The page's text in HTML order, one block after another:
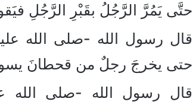
حتَّى يَمُرَّ الرَّجُلُ بقَبْرِ الرَّجُلِ
قال رسول الله -صلى الله
حتى يخرجَ رجلٌ من قحطانَ
قال رسول الله -صلى الله